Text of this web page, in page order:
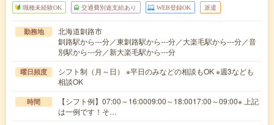
職種未経験OK 交通費別途支給あり WEB登録OK 派遣
勤務地
北海道釧路市
釧路駅から---分／東釧路駅から---分／大楽毛駅から---分／音
別駅から---分／新大楽毛駅から---分
曜日頻度
シフト制（月～日） ※平日のみなどの相談もOK ※週3なども
相談OK
時間
【シフト例】07:00～16:0009:00～18:0017:00～09:00※ 上記
は一例です！そ…